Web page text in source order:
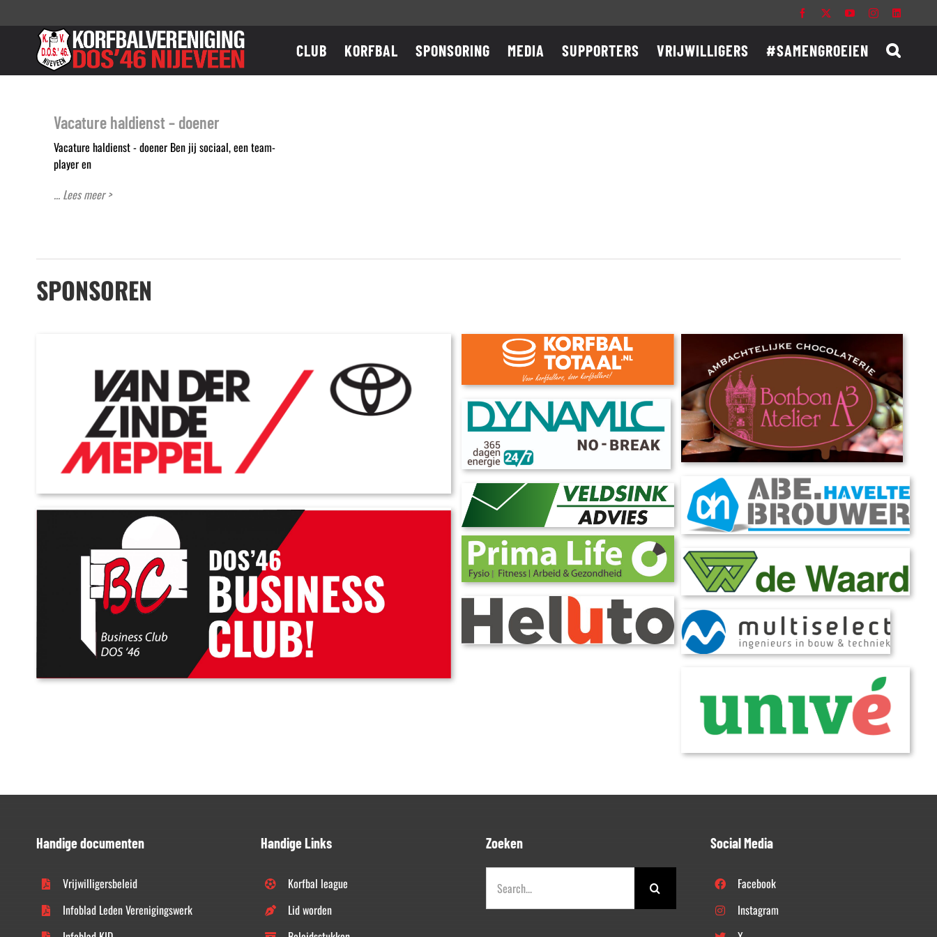
naar
Facebook YouTubeInstagram
CLUB KORFBAL SPONSORING MEDIA SUPPORTERS VRIJWILLIGERS #SAMENGROEIEN
Vacature haldienst – doener
Vacature haldienst - doener Ben jij sociaal, een team-
player en
... Lees meer >
SPONSOREN
Handige documenten
Vrijwilligersbeleid
Infoblad Leden Verenigingswerk
Handige Links
Korfbal league
Lid worden
Zoeken
naar:
Social Media
Facebook
Instagram